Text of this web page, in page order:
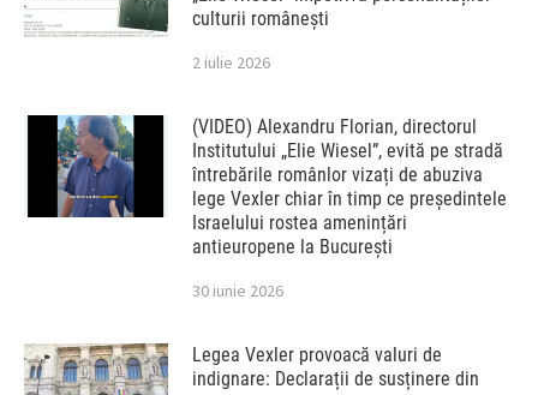
culturii românești
2 iulie 2026
(VIDEO) Alexandru Florian, directorul
Institutului „Elie Wiesel”, evită pe stradă
întrebările românlor vizați de abuziva
lege Vexler chiar în timp ce președintele
Israelului rostea amenințări
antieuropene la București
30 iunie 2026
Legea Vexler provoacă valuri de
indignare: Declarații de susținere din